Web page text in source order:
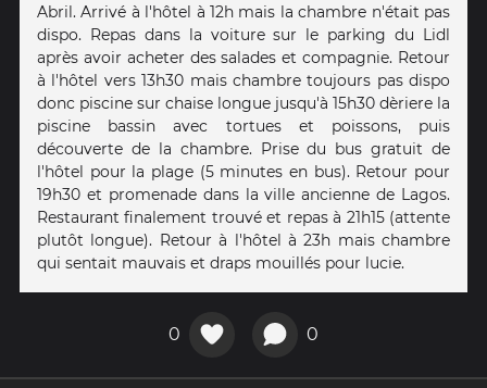
Abril. Arrivé à l'hôtel à 12h mais la chambre n'était pas
dispo. Repas dans la voiture sur le parking du Lidl
après avoir acheter des salades et compagnie. Retour
à l'hôtel vers 13h30 mais chambre toujours pas dispo
donc piscine sur chaise longue jusqu'à 15h30 dèriere la
piscine bassin avec tortues et poissons, puis
découverte de la chambre. Prise du bus gratuit de
l'hôtel pour la plage (5 minutes en bus). Retour pour
19h30 et promenade dans la ville ancienne de Lagos.
Restaurant finalement trouvé et repas à 21h15 (attente
plutôt longue). Retour à l'hôtel à 23h mais chambre
qui sentait mauvais et draps mouillés pour lucie.
0 0